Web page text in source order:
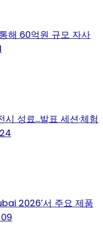
해 60억원 규모 자사
시 성료…발표 세션·체험
2026’서 주요 제품